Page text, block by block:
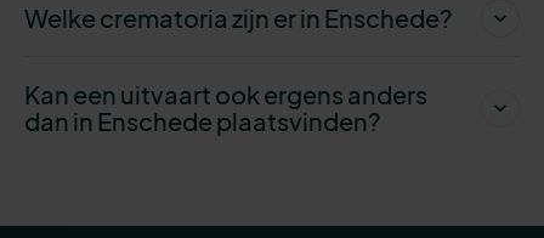
Welke crematoria zijn er in Enschede?
Kan een uitvaart ook ergens anders
dan in Enschede plaatsvinden?